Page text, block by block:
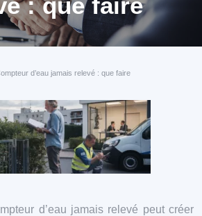
d’eau jamais relevé : que faire
d’eau jamais relevé peut créer